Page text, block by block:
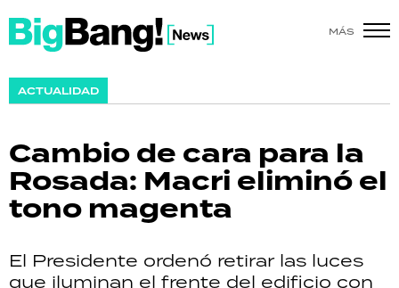
MÁS
ACTUALIDAD
Cambio de cara para la
Rosada: Macri eliminó el
tono magenta
El Presidente ordenó retirar las luces
que iluminan el frente del edificio con
SHOW
ACTUALIDAD
POLICIALES
ECONOMÍA